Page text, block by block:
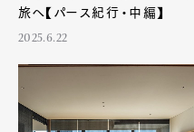
旅へ【パース紀行・中編】
2025.6.22